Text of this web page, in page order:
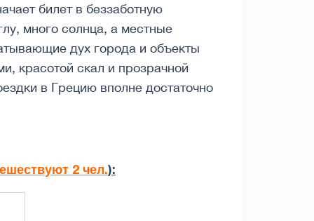
билет в беззаботную
много солнца, а местные
дух города и объекты
красотой скал и прозрачной
в Грецию вполне достаточно
2 чел.):